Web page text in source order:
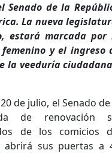
Senado de la
La nueva
estará marcada por
y el ingreso
la veeduría
de julio, el Senado
de renovación
de los comicios
sus puertas a